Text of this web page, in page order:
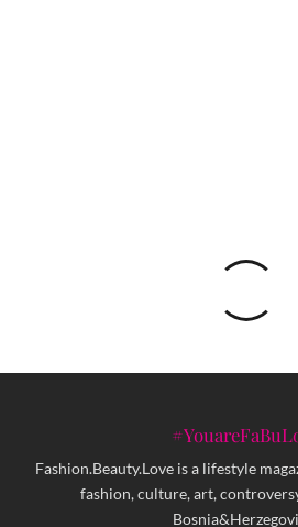
Fashion.Beauty.Love is a lifestyle
fashion, culture, art,